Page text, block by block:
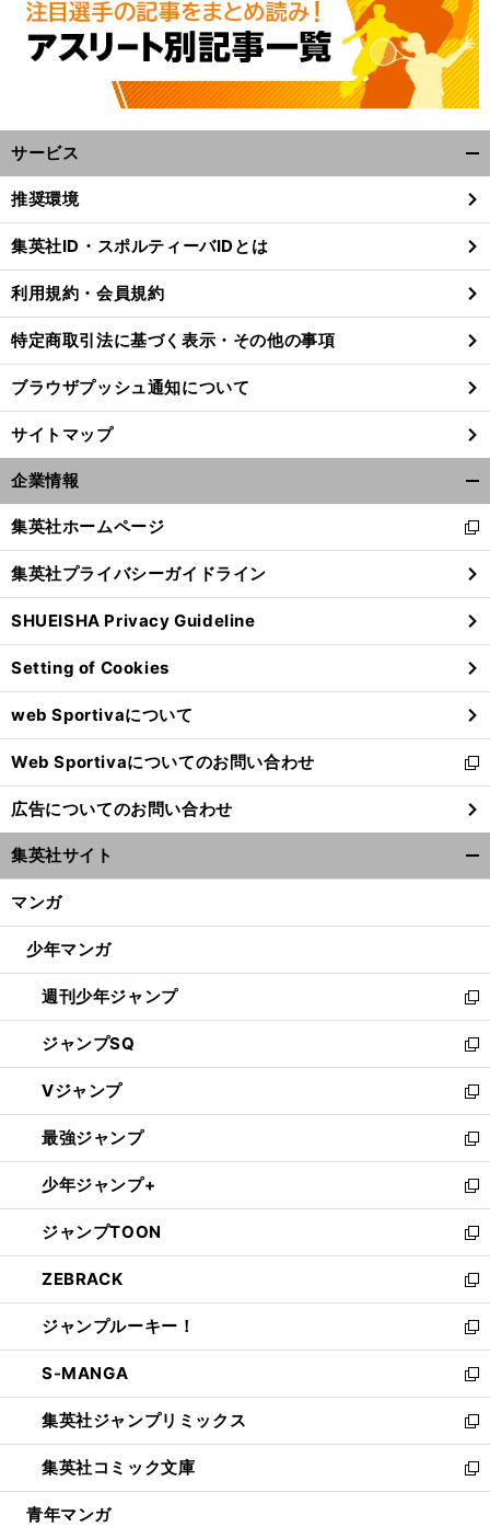
サービス
閉
る
推奨環境
集英社ID・スポルティーバIDとは
利用規約・会員規約
特定商取引法に基づく表示・その他の事項
ブラウザプッシュ通知について
サイトマップ
企業情報
閉
る
集英社ホームページ
新
し
い
ウ
ィ
ン
ド
ウ
で
開
く
集英社プライバシーガイドライン
SHUEISHA Privacy Guideline
Setting of Cookies
web Sportivaについて
Web Sportivaについてのお問い合わせ
新
し
い
ウ
ィ
ン
ウ
開
く
広告についてのお問い合わせ
集英社サイト
マンガ
少年マンガ
週刊少年ジャンプ
新
し
い
ウ
ィ
ン
ド
ウ
で
開
く
ジャンプSQ
新
し
い
ウ
ィ
ン
ド
ウ
で
開
く
Vジャンプ
新
し
い
ウ
ィ
ン
ド
ウ
で
開
く
最強ジャンプ
新
し
い
ウ
ィ
ン
ド
ウ
で
開
く
少年ジャンプ+
新
し
い
ウ
ィ
ン
ド
ウ
で
開
く
ジャンプTOON
新
し
い
ウ
ィ
ン
ド
ウ
で
開
く
ZEBRACK
新
し
い
ウ
ィ
ン
ド
ウ
で
開
ジャンプルーキー！
新
し
い
ウ
ィ
ン
ド
ウ
S-MANGA
新
し
い
ウ
ィ
ン
集英社ジャンプリミックス
新
し
い
ウ
集英社コミック文庫
新
し
青年マンガ